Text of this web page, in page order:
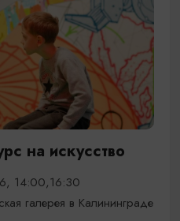
на искусство
14:00,16:30
галерея в Калининграде